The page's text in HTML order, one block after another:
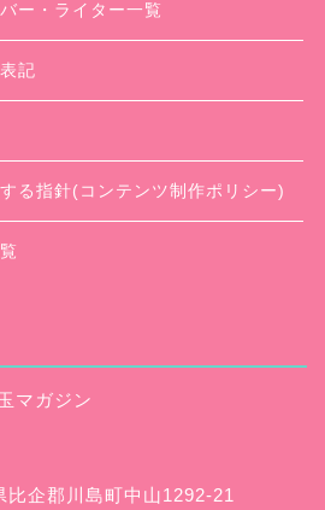
ー・ライター一覧
記
る指針(コンテンツ制作ポリシー)
マガジン
企郡川島町中山1292-21